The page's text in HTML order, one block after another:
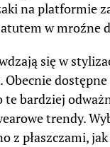
na platformie
w mroźne
się w
bardziej
trendy.
z płaszczami,